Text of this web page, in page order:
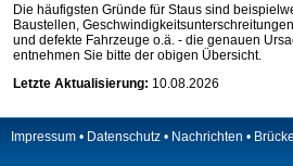
Die häufigsten Gründe für Staus sind
Baustellen,
und defekte Fahrzeuge o.ä. - die genauen
entnehmen Sie bitte der obigen Übersicht.
Letzte Aktualisierung: 10.08.2026
Impressum • Datenschutz • Nachrichten •